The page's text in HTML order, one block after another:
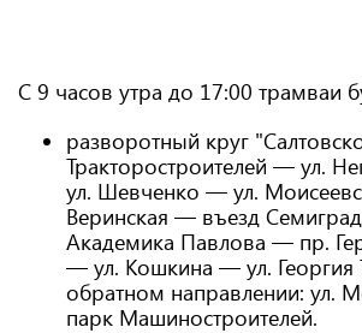
С 9 часов утра до 17:00 трамваи
разворотный круг
Тракторостроителей — ул.
ул. Шевченко — ул.
Веринская — въезд
Академика Павлова — пр.
— ул. Кошкина — ул. Георгия
обратном направлении: ул.
парк Машиностроителей.